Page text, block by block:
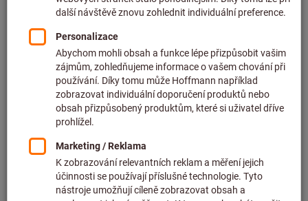
Individuální ceny pro firemní zákazníky popřihlášení.
Do košíku
Předpokládaná doba dodání: 2–3 týdny
Upozorňujeme na prodlouženou dodací lhůtu a
omezené poradenství: